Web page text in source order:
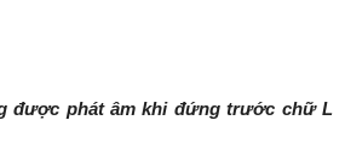
được phát âm khi đứng trước chữ L